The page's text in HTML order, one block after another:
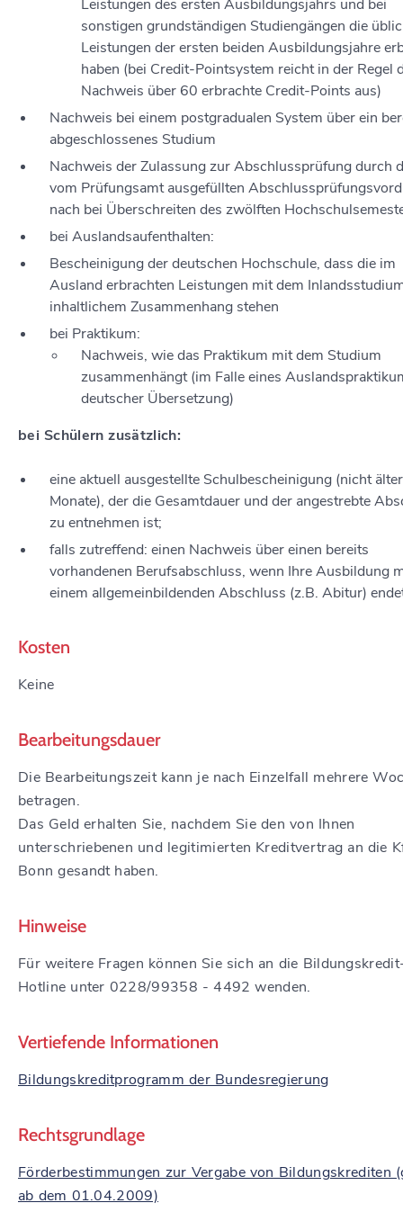
Leistungen des ersten Ausbildungsjahrs und bei
sonstigen grundständigen Studiengängen die
Leistungen der ersten beiden Ausbildungsjahre
haben (bei Credit-Pointsystem reicht in der Regel
Nachweis über 60 erbrachte Credit-Points aus)
Nachweis bei einem postgradualen System über ein
abgeschlossenes Studium
Nachweis der Zulassung zur Abschlussprüfung durch
vom Prüfungsamt ausgefüllten
nach bei Überschreiten des zwölften
bei Auslandsaufenthalten:
Bescheinigung der deutschen Hochschule, dass die im
Ausland erbrachten Leistungen mit dem
inhaltlichem Zusammenhang stehen
bei Praktikum:
Nachweis, wie das Praktikum mit dem Studium
zusammenhängt (im Falle eines
deutscher Übersetzung)
bei Schülern zusätzlich:
eine aktuell ausgestellte Schulbescheinigung (nicht
Monate), der die Gesamtdauer und der angestrebte
zu entnehmen ist;
falls zutreffend: einen Nachweis über einen bereits
vorhandenen Berufsabschluss, wenn Ihre Ausbildung
einem allgemeinbildenden Abschluss (z.B. Abitur)
Kosten
Keine
Bearbeitungsdauer
Die Bearbeitungszeit kann je nach Einzelfall mehrere
betragen.
Das Geld erhalten Sie, nachdem Sie den von Ihnen
unterschriebenen und legitimierten Kreditvertrag an die
Bonn gesandt haben.
Hinweise
Für weitere Fragen können Sie sich an die
Hotline unter 0228/99358 - 4492 wenden.
Vertiefende Informationen
Bildungskreditprogramm der Bundesregierung
Rechtsgrundlage
Förderbestimmungen zur Vergabe von Bildungskrediten
ab dem 01.04.2009)